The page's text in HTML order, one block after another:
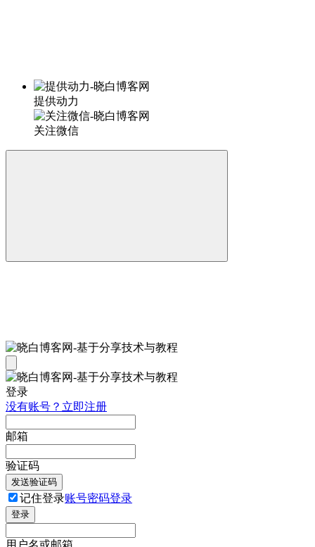
提供动力
关注微信
登录
没有账号？立即注册
邮箱
验证码
发送验证码
记住登录账号密码登录
登录
用户名或邮箱